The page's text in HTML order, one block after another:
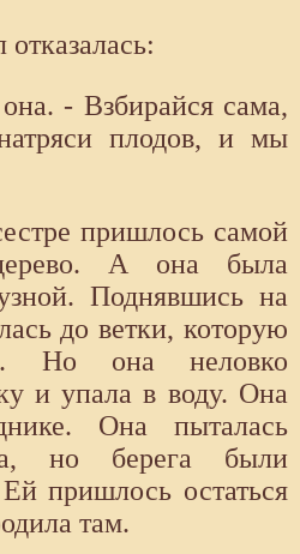
- Взбирайся сама,
плодов, и мы
пришлось самой
А она была
Поднявшись на
до ветки, которую
Но она неловко
и упала в воду. Она
Она пыталась
но берега были
пришлось остаться
там.